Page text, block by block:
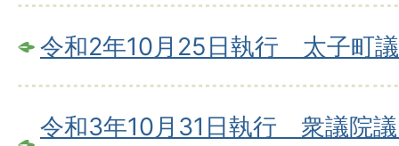
令和2年10月25日執行 太子町
令和3年10月31日執行 衆議院